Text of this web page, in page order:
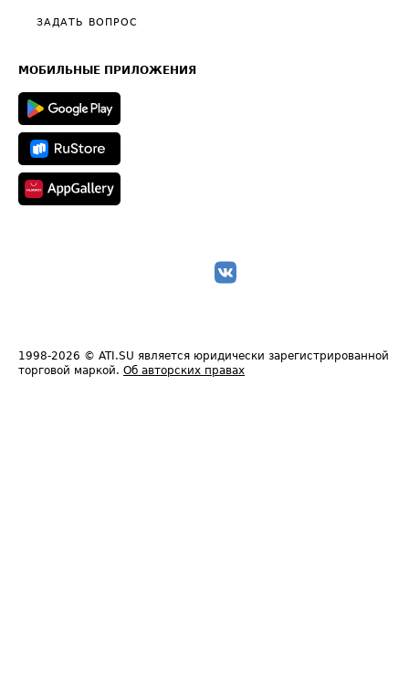
Общие положения
Полезное по перевозкам
Техническая информация
ЗАДАТЬ ВОПРОС
МОБИЛЬНЫЕ ПРИЛОЖЕНИЯ
1998-2026 © ATI.SU является юридически зарегистрированной
торговой маркой. Об авторских правах